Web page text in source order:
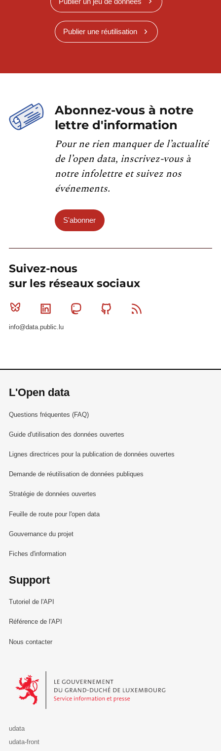
Publier une réutilisation
Abonnez-vous à notre
lettre d'information
Pour ne rien manquer de l’actualité
de l’open data, inscrivez-vous à
notre infolettre et suivez nos
événements.
S'abonner
Suivez-nous
sur les réseaux sociaux
Bluesky Linkedin MastodonGithub
info@data.public.lu
L'Open data
Questions fréquentes (FAQ)
Guide d'utilisation des données ouvertes
Lignes directrices pour la publication de données ouvertes
Demande de réutilisation de données publiques
Stratégie de données ouvertes
Feuille de route pour l'open data
Gouvernance du projet
Fiches d'information
Support
Tutoriel de l'API
Référence de l'API
Nous contacter
Le Gouvernement du Grand-Duché de Luxembourg - Service
udata
udata-front